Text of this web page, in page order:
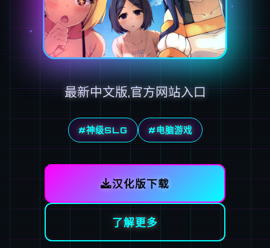
最新中文版,官方网站入口
#神级SLG #电脑游戏
汉化版下载
了解更多